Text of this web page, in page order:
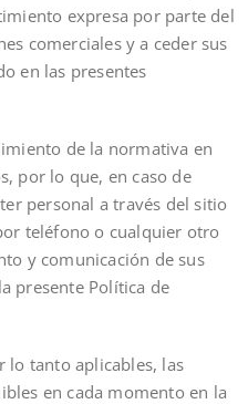
expresa por parte del
comerciales y a ceder sus
en las presentes
de la normativa en
por lo que, en caso de
personal a través del sitio
teléfono o cualquier otro
y comunicación de sus
presente Política de
lo tanto aplicables, las
en cada momento en la